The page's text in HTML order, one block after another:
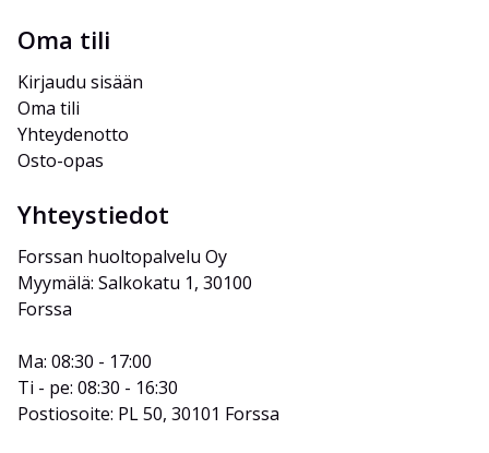
Oma tili
Kirjaudu sisään
Oma tili
Yhteydenotto
Osto-opas
Yhteystiedot
Forssan huoltopalvelu Oy
Myymälä: Salkokatu 1, 30100
Forssa
Ma: 08:30 - 17:00
Ti - pe: 08:30 - 16:30
Postiosoite: PL 50, 30101 Forssa